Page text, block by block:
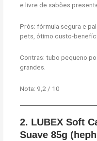
e livre de sabões
Prós: fórmula segura e
pets, ótimo custo-
Contras: tubo pequeno
grandes.
Nota: 9,2 / 10
2. LUBEX Soft
Suave 85g